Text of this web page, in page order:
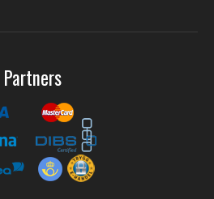
Partners